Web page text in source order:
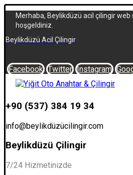
Merhaba, Beylikdüzü acil çilingir
hoşgeldiniz.
Beylikdüzü Acil Çilingir
Facebook Twitter Instagram
+90 (537) 384 19 34
info@beylikdüzücilingir.com
Beylikdüzü Çilingir
7/24 Hizmetinizde